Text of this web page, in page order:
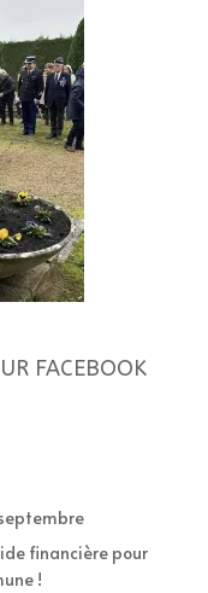
FACEBOOK
financière pour
!